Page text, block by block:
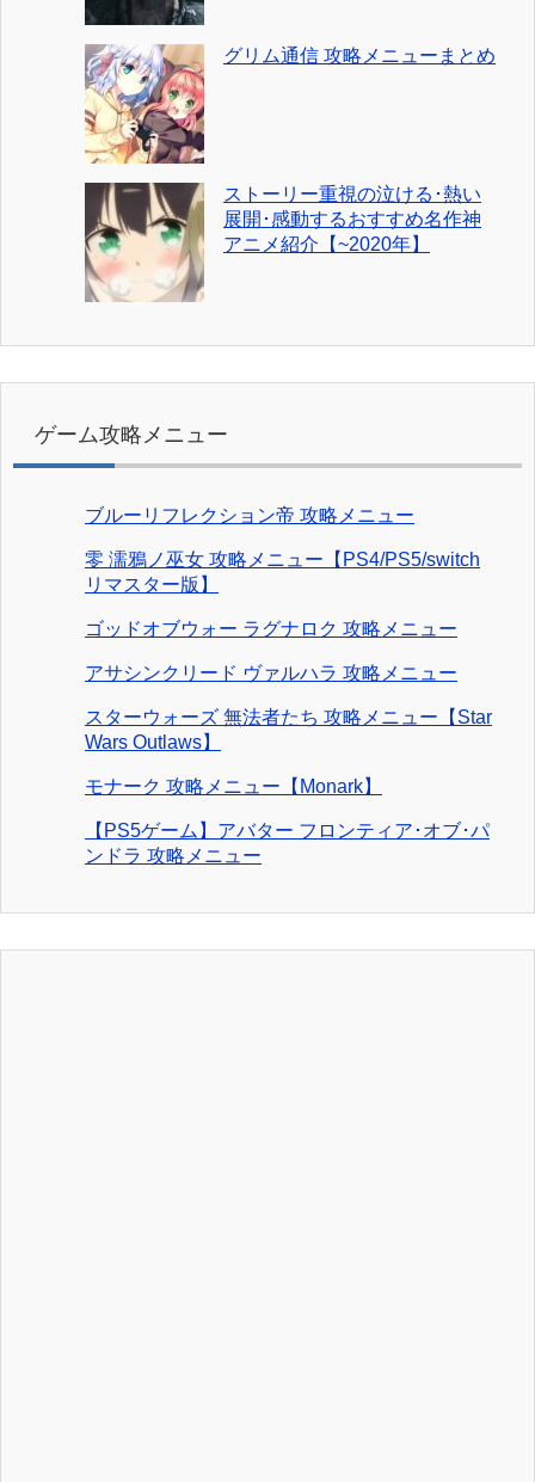
グリム通信 攻略メニューまとめ
ストーリー重視の泣ける･熱い
展開･感動するおすすめ名作神
アニメ紹介【~2020年】
ゲーム攻略メニュー
ブルーリフレクション帝 攻略メニュー
零 濡鴉ノ巫女 攻略メニュー【PS4/PS5/switch
リマスター版】
ゴッドオブウォー ラグナロク 攻略メニュー
アサシンクリード ヴァルハラ 攻略メニュー
スターウォーズ 無法者たち 攻略メニュー【Star
Wars Outlaws】
モナーク 攻略メニュー【Monark】
【PS5ゲーム】アバター フロンティア･オブ･パ
ンドラ 攻略メニュー